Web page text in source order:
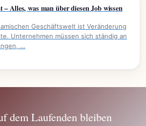
– Alles, was man über diesen Job wissen
Geschäftswelt ist Veränderung
Unternehmen müssen sich ständig an
…
dem Laufenden bleiben